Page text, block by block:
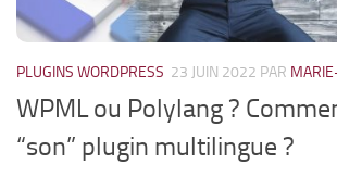
PLUGINS WORDPRESS 23 JUIN 2022 PAR
WPML ou Polylang ?
“son” plugin multilingue ?